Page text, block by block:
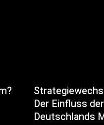
Der Einfluss
Deutschlands